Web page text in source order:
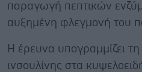
παραγωγή πεπτικών
αυξημένη φλεγμονή του
Η έρευνα υπογραμμίζει
ινσουλίνης στα